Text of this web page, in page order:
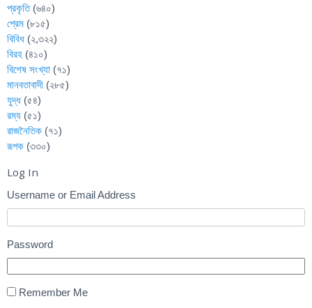
প্রকৃতি(৬৪০)
প্রেম (৮১৫)
বিবিধ (২,৩২২)
বিরহ (৪১০)
বিশেষ সংখ্যা (৭১)
মানবতাবাদী (২৮৫)
যুদ্ধ (৫৪)
রম্য (৫১)
রাজনৈতিক (৭১)
রূপক (৩৩০)
Log In
Username or Email Address
Password
Remember Me